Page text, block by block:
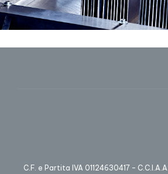
C.F. e Partita IVA 01124630417 –